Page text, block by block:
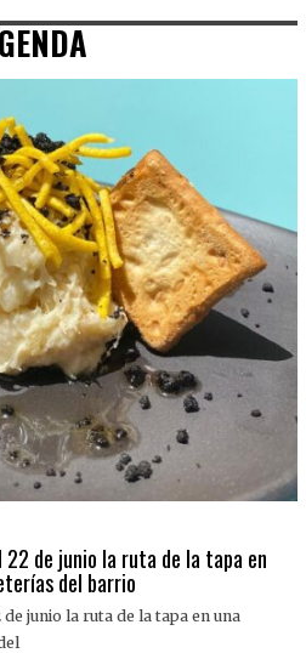
de junio la ruta de la tapa en
del barrio
junio la ruta de la tapa en una